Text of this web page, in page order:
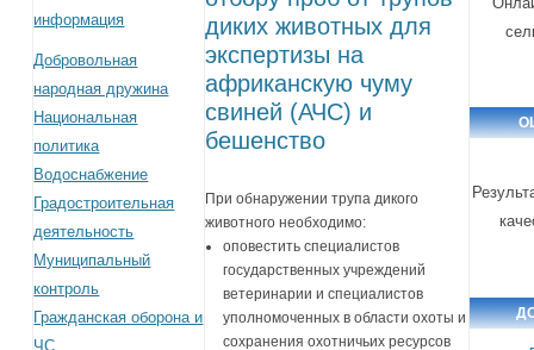
информация
Добровольная
народная дружина
Национальная
политика
Водоснабжение
Градостроительная
деятельность
Муниципальный
контроль
Гражданская оборона и
ЧС
диких животных для
экспертизы на
африканскую чуму
свиней (АЧС) и
бешенство
При обнаружении трупа дикого
животного необходимо:
оповестить специалистов
государственных учреждений
ветеринарии и специалистов
уполномоченных в области охоты и
сохранения охотничьих ресурсов